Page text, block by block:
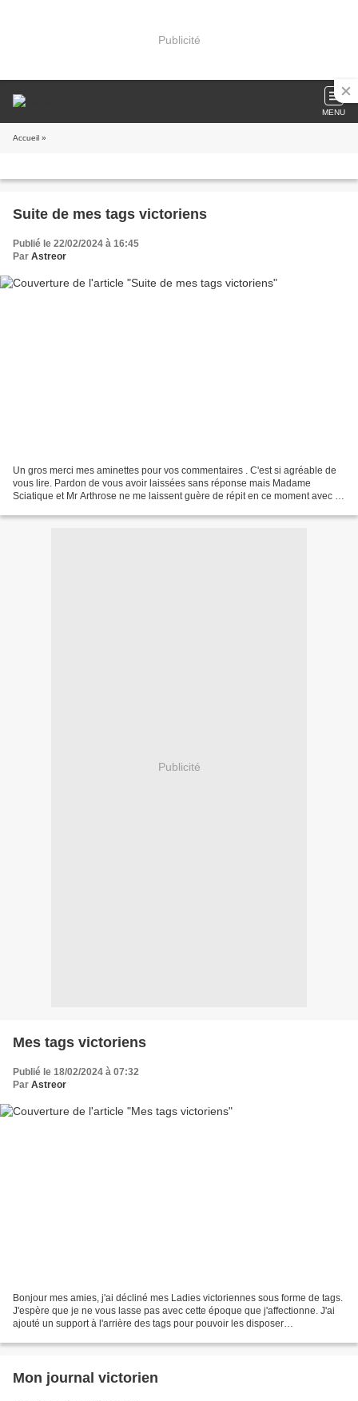
Publicité
MENU
Accueil »
Suite de mes tags victoriens
Publié le 22/02/2024 à 16:45
Par Astreor
Un gros merci mes aminettes pour vos commentaires . C'est si agréable de
vous lire. Pardon de vous avoir laissées sans réponse mais Madame
Sciatique et Mr Arthrose ne me laissent guère de répit en ce moment avec ce
Publicité
Mes tags victoriens
Publié le 18/02/2024 à 07:32
Par Astreor
Bonjour mes amies, j'ai décliné mes Ladies victoriennes sous forme de tags.
J'espère que je ne vous lasse pas avec cette époque que j'affectionne. J'ai
ajouté un support à l'arrière des tags pour pouvoir les disposer
Mon journal victorien